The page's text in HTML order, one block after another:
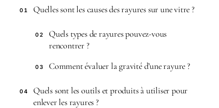
01 Quelles sont les causes des rayures sur une vitre ?
02
Quels types de rayures pouvez-vous
rencontrer ?
03 Comment évaluer la gravité d’une rayure ?
04
Quels sont les outils et produits à utiliser pour
enlever les rayures ?